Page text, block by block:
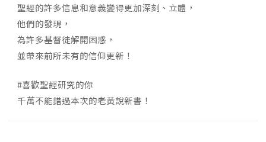
聖經的許多信息和意義變得更加深刻、立體，
他們的發現，
為許多基督徒解開困惑，
並帶來前所未有的信仰更新！
#喜歡聖經研究的你
千萬不能錯過本次的老黃說新書！